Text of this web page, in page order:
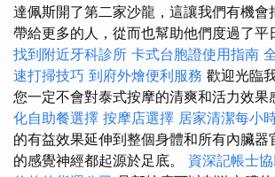
達佩斯開了第二家沙龍，這讓我們有機會
帶給更多的人，從而也幫助他們度過了
找到附近牙科診所 卡式台胞證使用指南
速打掃技巧 到府外燴便利服務 歡迎光臨
您一定不會對泰式按摩的清爽和活力效果
化自助餐選擇 按摩店選擇 居家清潔每小
的有益效果延伸到整個身體和所有內臟器
的感覺神經都起源於足底。 資深記帳士